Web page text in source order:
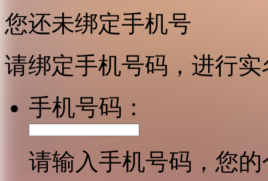
您还未绑定手机号
请绑定手机号码，进行
手机号码：
请输入手机号码，您